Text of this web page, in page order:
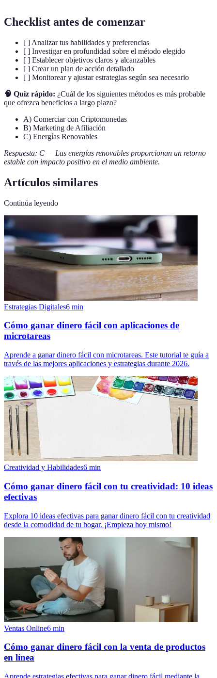
Checklist antes de comenzar
[ ] Analizar tus habilidades y preferencias
[ ] Investigar en profundidad sobre el método elegido
[ ] Establecer objetivos claros y alcanzables
[ ] Crear un plan de acción detallado
[ ] Monitorear y ajustar estrategias según sea necesario
🧠 Quiz rápido: ¿Cuál de los siguientes métodos es más probable
que ofrezca beneficios a largo plazo?
A) Comerciar con Criptomonedas
B) Marketing de Afiliación
C) Energías Renovables
Respuesta: C — Las energías renovables proporcionan un retorno
estable con impacto positivo en el medio ambiente.
Artículos similares
Continúa leyendo
Estrategias Digitales6 min
Cómo ganar dinero fácil con aplicaciones de
microtareas
Aprende a ganar dinero fácil con microtareas. Este tutorial te guía a
través de las mejores aplicaciones y estrategias durante 2026.
Creatividad y Habilidades6 min
Cómo ganar dinero fácil con tu creatividad: 10 ideas
efectivas
Explora 10 ideas efectivas para ganar dinero fácil con tu creatividad
desde la comodidad de tu hogar. ¡Empieza hoy mismo!
Ventas Online6 min
Cómo ganar dinero fácil con la venta de productos
en línea
Aprende estrategias efectivas para ganar dinero fácil mediante la